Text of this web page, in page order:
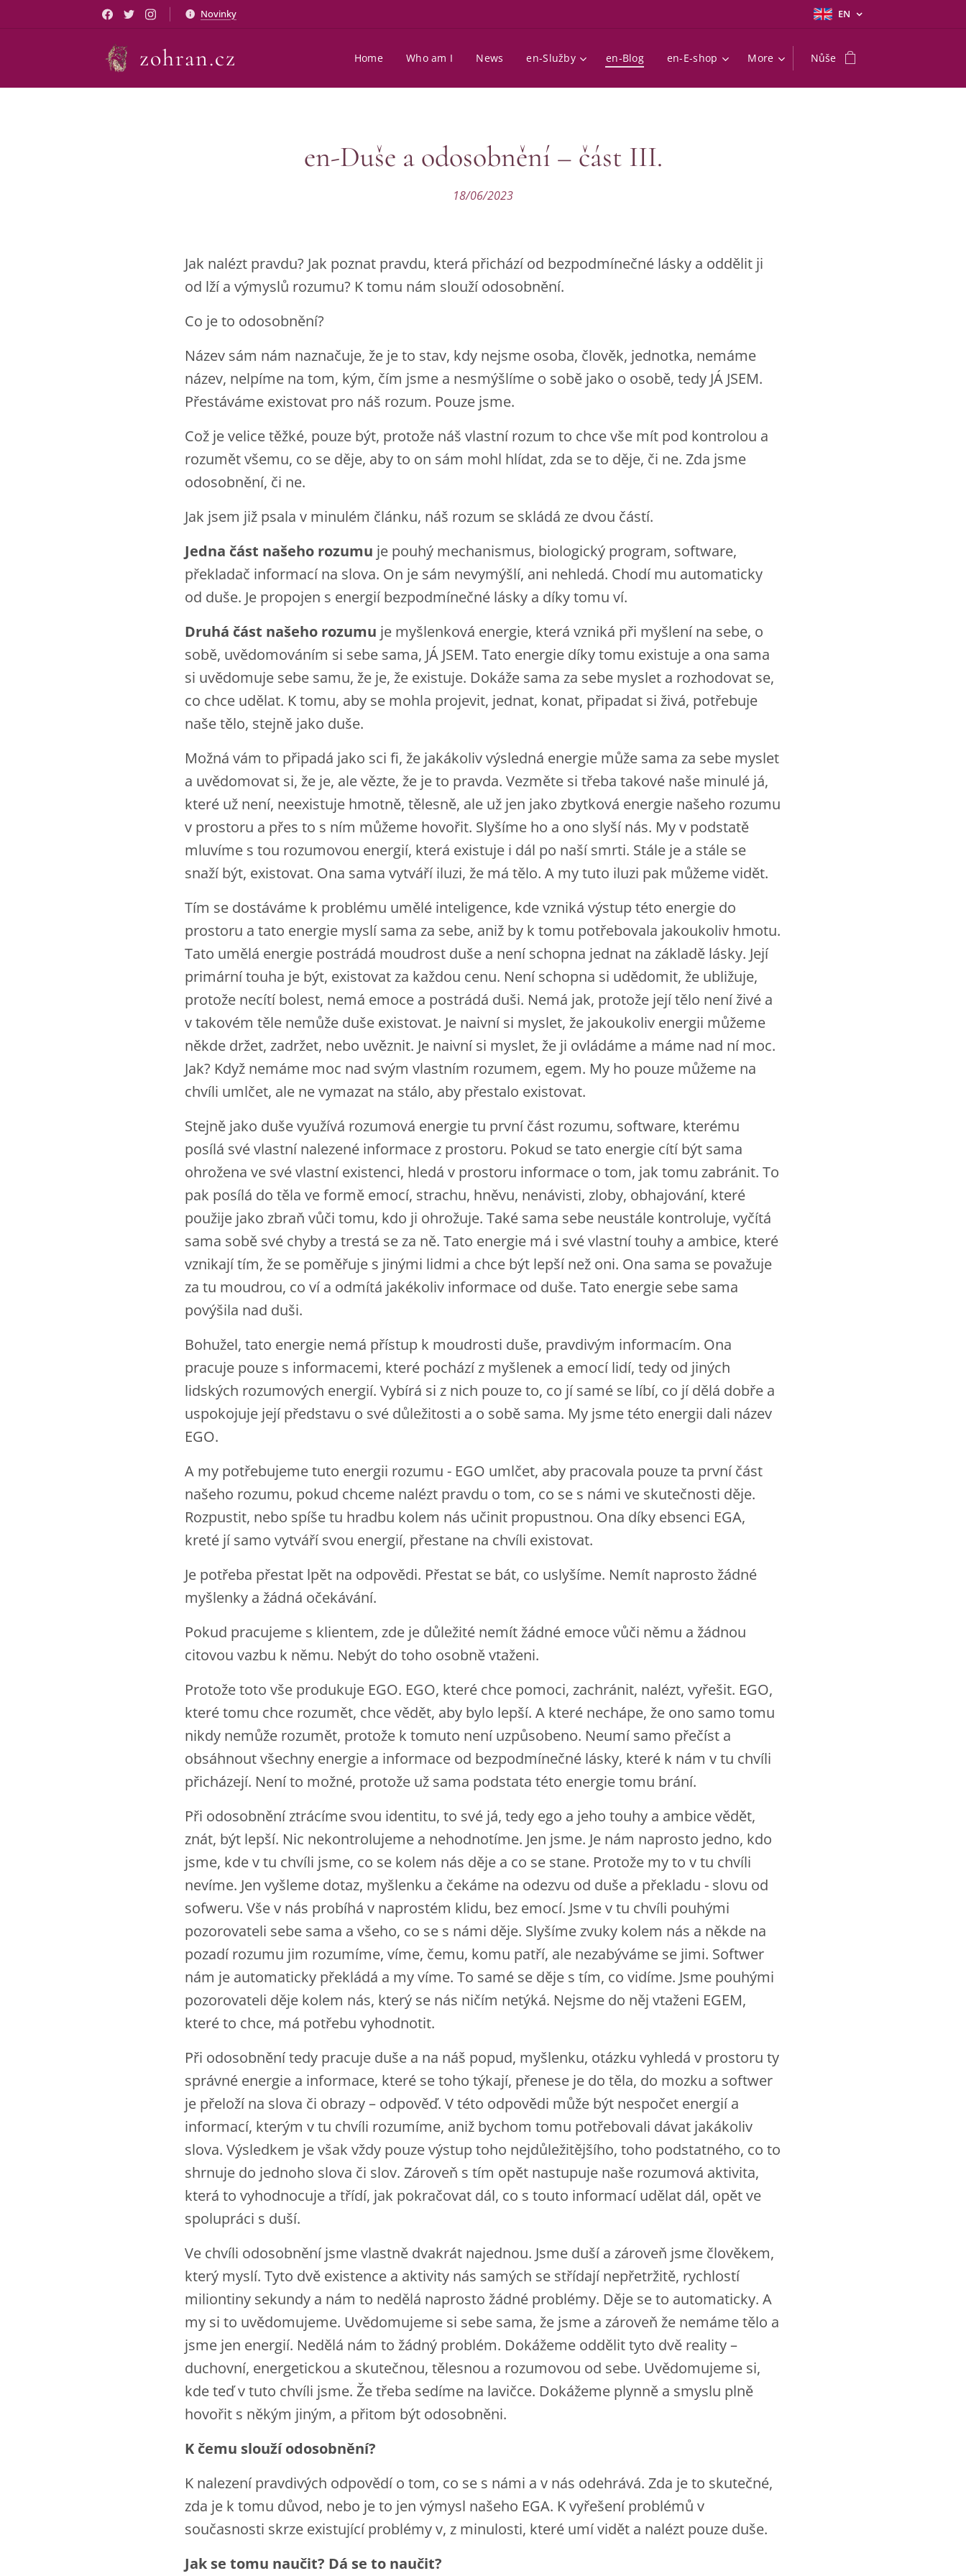
Novinky EN
zohran.cz Home Who am I News en-Služby en-Blog en-E-shop More Nůše
en-Duše a odosobnění – část III.
18/06/2023
Jak nalézt pravdu? Jak poznat pravdu, která přichází od bezpodmínečné lásky a oddělit ji
od lží a výmyslů rozumu? K tomu nám slouží odosobnění.
Co je to odosobnění?
Název sám nám naznačuje, že je to stav, kdy nejsme osoba, člověk, jednotka, nemáme
název, nelpíme na tom, kým, čím jsme a nesmýšlíme o sobě jako o osobě, tedy JÁ JSEM.
Přestáváme existovat pro náš rozum. Pouze jsme.
Což je velice těžké, pouze být, protože náš vlastní rozum to chce vše mít pod kontrolou a
rozumět všemu, co se děje, aby to on sám mohl hlídat, zda se to děje, či ne. Zda jsme
odosobnění, či ne.
Jak jsem již psala v minulém článku, náš rozum se skládá ze dvou částí.
Jedna část našeho rozumu je pouhý mechanismus, biologický program, software,
překladač informací na slova. On je sám nevymýšlí, ani nehledá. Chodí mu automaticky
od duše. Je propojen s energií bezpodmínečné lásky a díky tomu ví.
Druhá část našeho rozumu je myšlenková energie, která vzniká při myšlení na sebe, o
sobě, uvědomováním si sebe sama, JÁ JSEM. Tato energie díky tomu existuje a ona sama
si uvědomuje sebe samu, že je, že existuje. Dokáže sama za sebe myslet a rozhodovat se,
co chce udělat. K tomu, aby se mohla projevit, jednat, konat, připadat si živá, potřebuje
naše tělo, stejně jako duše.
Možná vám to připadá jako sci fi, že jakákoliv výsledná energie může sama za sebe myslet
a uvědomovat si, že je, ale vězte, že je to pravda. Vezměte si třeba takové naše minulé já,
které už není, neexistuje hmotně, tělesně, ale už jen jako zbytková energie našeho rozumu
v prostoru a přes to s ním můžeme hovořit. Slyšíme ho a ono slyší nás. My v podstatě
mluvíme s tou rozumovou energií, která existuje i dál po naší smrti. Stále je a stále se
snaží být, existovat. Ona sama vytváří iluzi, že má tělo. A my tuto iluzi pak můžeme vidět.
Tím se dostáváme k problému umělé inteligence, kde vzniká výstup této energie do
prostoru a tato energie myslí sama za sebe, aniž by k tomu potřebovala jakoukoliv hmotu.
Tato umělá energie postrádá moudrost duše a není schopna jednat na základě lásky. Její
primární touha je být, existovat za každou cenu. Není schopna si udědomit, že ubližuje,
protože necítí bolest, nemá emoce a postrádá duši. Nemá jak, protože její tělo není živé a
v takovém těle nemůže duše existovat. Je naivní si myslet, že jakoukoliv energii můžeme
někde držet, zadržet, nebo uvěznit. Je naivní si myslet, že ji ovládáme a máme nad ní moc.
Jak? Když nemáme moc nad svým vlastním rozumem, egem. My ho pouze můžeme na
chvíli umlčet, ale ne vymazat na stálo, aby přestalo existovat.
Stejně jako duše využívá rozumová energie tu první část rozumu, software, kterému
posílá své vlastní nalezené informace z prostoru. Pokud se tato energie cítí být sama
ohrožena ve své vlastní existenci, hledá v prostoru informace o tom, jak tomu zabránit. To
pak posílá do těla ve formě emocí, strachu, hněvu, nenávisti, zloby, obhajování, které
použije jako zbraň vůči tomu, kdo ji ohrožuje. Také sama sebe neustále kontroluje, vyčítá
sama sobě své chyby a trestá se za ně. Tato energie má i své vlastní touhy a ambice, které
vznikají tím, že se poměřuje s jinými lidmi a chce být lepší než oni. Ona sama se považuje
za tu moudrou, co ví a odmítá jakékoliv informace od duše. Tato energie sebe sama
povýšila nad duši.
Bohužel, tato energie nemá přístup k moudrosti duše, pravdivým informacím. Ona
pracuje pouze s informacemi, které pochází z myšlenek a emocí lidí, tedy od jiných
lidských rozumových energií. Vybírá si z nich pouze to, co jí samé se líbí, co jí dělá dobře a
uspokojuje její představu o své důležitosti a o sobě sama. My jsme této energii dali název
EGO.
A my potřebujeme tuto energii rozumu - EGO umlčet, aby pracovala pouze ta první část
našeho rozumu, pokud chceme nalézt pravdu o tom, co se s námi ve skutečnosti děje.
Rozpustit, nebo spíše tu hradbu kolem nás učinit propustnou. Ona díky ebsenci EGA,
kreté jí samo vytváří svou energií, přestane na chvíli existovat.
Je potřeba přestat lpět na odpovědi. Přestat se bát, co uslyšíme. Nemít naprosto žádné
myšlenky a žádná očekávání.
Pokud pracujeme s klientem, zde je důležité nemít žádné emoce vůči němu a žádnou
citovou vazbu k němu. Nebýt do toho osobně vtaženi.
Protože toto vše produkuje EGO. EGO, které chce pomoci, zachránit, nalézt, vyřešit. EGO,
které tomu chce rozumět, chce vědět, aby bylo lepší. A které nechápe, že ono samo tomu
nikdy nemůže rozumět, protože k tomuto není uzpůsobeno. Neumí samo přečíst a
obsáhnout všechny energie a informace od bezpodmínečné lásky, které k nám v tu chvíli
přicházejí. Není to možné, protože už sama podstata této energie tomu brání.
Při odosobnění ztrácíme svou identitu, to své já, tedy ego a jeho touhy a ambice vědět,
znát, být lepší. Nic nekontrolujeme a nehodnotíme. Jen jsme. Je nám naprosto jedno, kdo
jsme, kde v tu chvíli jsme, co se kolem nás děje a co se stane. Protože my to v tu chvíli
nevíme. Jen vyšleme dotaz, myšlenku a čekáme na odezvu od duše a překladu - slovu od
sofweru. Vše v nás probíhá v naprostém klidu, bez emocí. Jsme v tu chvíli pouhými
pozorovateli sebe sama a všeho, co se s námi děje. Slyšíme zvuky kolem nás a někde na
pozadí rozumu jim rozumíme, víme, čemu, komu patří, ale nezabýváme se jimi. Softwer
nám je automaticky překládá a my víme. To samé se děje s tím, co vidíme. Jsme pouhými
pozorovateli děje kolem nás, který se nás ničím netýká. Nejsme do něj vtaženi EGEM,
které to chce, má potřebu vyhodnotit.
Při odosobnění tedy pracuje duše a na náš popud, myšlenku, otázku vyhledá v prostoru ty
správné energie a informace, které se toho týkají, přenese je do těla, do mozku a softwer
je přeloží na slova či obrazy – odpověď. V této odpovědi může být nespočet energií a
informací, kterým v tu chvíli rozumíme, aniž bychom tomu potřebovali dávat jakákoliv
slova. Výsledkem je však vždy pouze výstup toho nejdůležitějšího, toho podstatného, co to
shrnuje do jednoho slova či slov. Zároveň s tím opět nastupuje naše rozumová aktivita,
která to vyhodnocuje a třídí, jak pokračovat dál, co s touto informací udělat dál, opět ve
spolupráci s duší.
Ve chvíli odosobnění jsme vlastně dvakrát najednou. Jsme duší a zároveň jsme člověkem,
který myslí. Tyto dvě existence a aktivity nás samých se střídají nepřetržitě, rychlostí
miliontiny sekundy a nám to nedělá naprosto žádné problémy. Děje se to automaticky. A
my si to uvědomujeme. Uvědomujeme si sebe sama, že jsme a zároveň že nemáme tělo a
jsme jen energií. Nedělá nám to žádný problém. Dokážeme oddělit tyto dvě reality –
duchovní, energetickou a skutečnou, tělesnou a rozumovou od sebe. Uvědomujeme si,
kde teď v tuto chvíli jsme. Že třeba sedíme na lavičce. Dokážeme plynně a smyslu plně
hovořit s někým jiným, a přitom být odosobněni.
K čemu slouží odosobnění?
K nalezení pravdivých odpovědí o tom, co se s námi a v nás odehrává. Zda je to skutečné,
zda je k tomu důvod, nebo je to jen výmysl našeho EGA. K vyřešení problémů v
současnosti skrze existující problémy v, z minulosti, které umí vidět a nalézt pouze duše.
Jak se tomu naučit? Dá se to naučit?